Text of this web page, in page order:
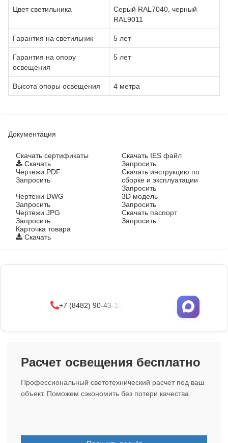
Цвет светильника
Серый RAL7040, черный
RAL9011
Гарантия на светильник 5 лет
Гарантия на опору
освещения
5 лет
Высота опоры освещения 4 метра
Документация
Cкачать сертификаты
Скачать
Скачать IES файл
Запросить
Чертежи PDF
Запросить
Скачать инструкцию по
сборке и эксплуатации
Запросить
Чертежи DWG
Запросить
3D модель
Запросить
Чертежи JPG
Запросить
Скачать паспорт
Запросить
Карточка товара
Скачать
+7 (8482) 90-43-10
Расчет освещения бесплатно
Профессиональный светотехнический расчет под ваш
объект. Поможем сэкономить без потери качества.